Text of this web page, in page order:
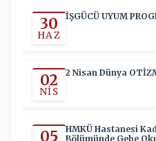
30
HAZ
İŞGÜCÜ UYUM
02
NIS
2 Nisan Dünya
05
HMKÜ Hastanesi
Bölümünde Gebe